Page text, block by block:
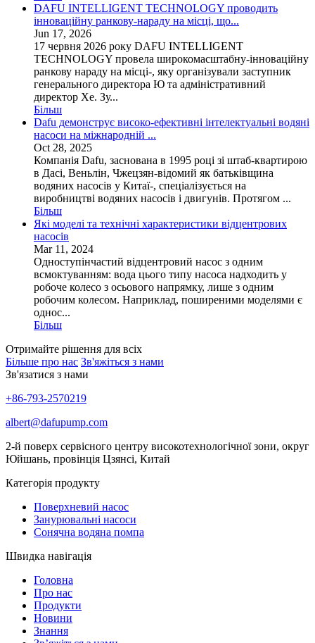
DAFU INTELLIGENT TECHNOLOGY проводить
інноваційну ранкову-нараду на місці, що...
Jun 17, 2026
17 червня 2026 року DAFU INTELLIGENT
TECHNOLOGY провела широкомасштабну-інноваційну
ранкову нараду на місці-, яку організували заступник
генерального директора Ю та адміністративний
директор Хе. Зу...
Більш
Dafu демонструє високо-ефективні інтелектуальні водяні
насоси на міжнародній ...
Oct 28, 2025
Компанія Dafu, заснована в 1995 році зі штаб-квартирою
в Дасі, Веньлін, Чжецзян-відомий як батьківщина
водяних насосів у Китаї-, спеціалізується на
виробництві водяних насосів і двигунів. Протягом ...
Більш
Які моделі та технічні характеристики відцентрових
насосів
Mar 11, 2024
Одноступінчастий відцентровий насос з одним
всмоктуванням: вода цього типу насоса надходить у
робоче колесо з осьового напрямку, лише з одним
робочим колесом. Наприклад, поширеними моделями є
однос...
Більш
Отримайте рішення для всіх
Більше про нас Зв'яжіться з нами
Зв'язатися з нами
+86-793-2570219
albert@dafupump.com
2-й поверх сервісного центру високотехнологічної зони, округ
Юйшань, провінція Цзянсі, Китай
Категорія продукту
Поверхневий насос
Занурювальні насоси
Сонячна водяна помпа
Швидка навігація
Головна
Про нас
Продукти
Новини
Знання